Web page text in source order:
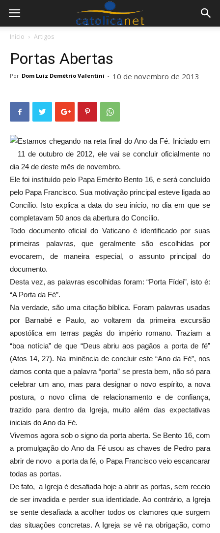
Início Artigos
Portas Abertas
Por Dom Luiz Demétrio Valentini - 10 de novembro de 2013
Estamos chegando na reta final do Ano da Fé. Iniciado em
11 de outubro de 2012, ele vai se concluir oficialmente no
dia 24 de deste mês de novembro.
Ele foi instituído pelo Papa Emérito Bento 16, e será concluído
pelo Papa Francisco. Sua motivação principal esteve ligada ao
Concílio. Isto explica a data do seu início, no dia em que se
completavam 50 anos da abertura do Concílio.
Todo documento oficial do Vaticano é identificado por suas
primeiras palavras, que geralmente são escolhidas por
evocarem, de maneira especial, o assunto principal do
documento.
Desta vez, as palavras escolhidas foram: “Porta Fídei”, isto é:
“A Porta da Fé”.
Na verdade, são uma citação bíblica. Foram palavras usadas
por Barnabé e Paulo, ao voltarem da primeira excursão
apostólica em terras pagãs do império romano. Traziam a
“boa notícia” de que “Deus abriu aos pagãos a porta de fé”
(Atos 14, 27). Na iminência de concluir este “Ano da Fé”, nos
damos conta que a palavra “porta” se presta bem, não só para
celebrar um ano, mas para designar o novo espírito, a nova
postura, o novo clima de relacionamento e de confiança,
trazido para dentro da Igreja, muito além das expectativas
iniciais do Ano da Fé.
Vivemos agora sob o signo da porta aberta. Se Bento 16, com
a promulgação do Ano da Fé usou as chaves de Pedro para
abrir de novo a porta da fé, o Papa Francisco veio escancarar
todas as portas.
De fato, a Igreja é desafiada hoje a abrir as portas, sem receio
de ser invadida e perder sua identidade. Ao contrário, a Igreja
se sente desafiada a acolher todos os clamores que surgem
das situações concretas. A Igreja se vê na obrigação, como